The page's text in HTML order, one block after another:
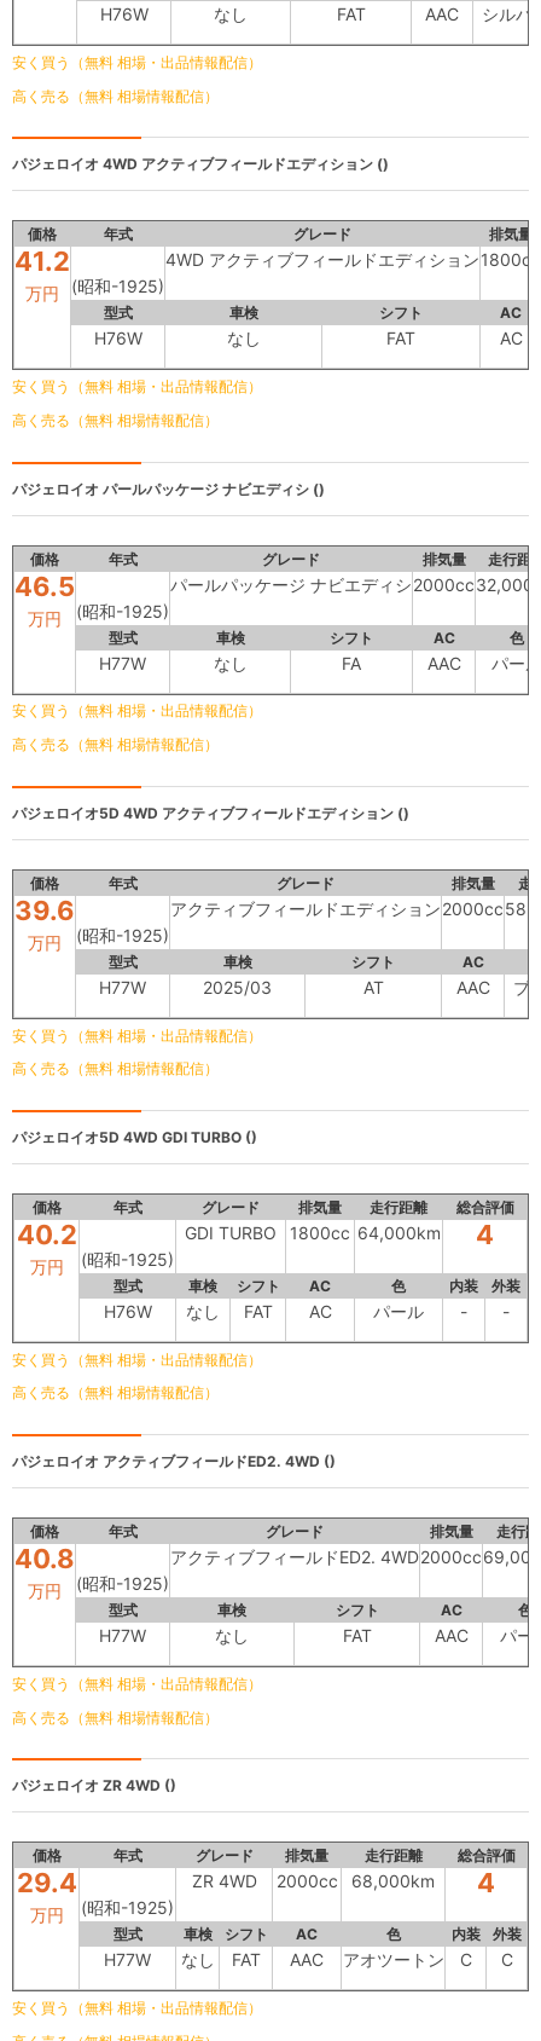
H76W なし FAT AAC シルバ
安く買う（無料 相場・出品情報配信）
高く売る（無料 相場情報配信）
パジェロイオ 4WD アクティブフィールドエディション ()
価格 年式 グレード 排気量
41.2
万円 (昭和-1925)
4WD アクティブフィールドエディション1800cc
型式 車検 シフト AC
H76W なし FAT AC
安く買う（無料 相場・出品情報配信）
高く売る（無料 相場情報配信）
パジェロイオ パールパッケージ ナビエディシ ()
価格 年式 グレード 排気量 走行距
46.5
万円 (昭和-1925)
パールパッケージ ナビエディシ2000cc
型式 車検 シフト AC 色
H77W なし FA AAC パール
安く買う（無料 相場・出品情報配信）
高く売る（無料 相場情報配信）
パジェロイオ5D 4WD アクティブフィールドエディション ()
価格 年式 グレード 排気量 走
39.6
万円 (昭和-1925)
アクティブフィールドエディション2000cc
型式 車検 シフト AC
H77W 2025/03 AT AAC ブ
安く買う（無料 相場・出品情報配信）
高く売る（無料 相場情報配信）
パジェロイオ5D 4WD GDI TURBO ()
価格 年式 グレード 排気量 走行距離 総合評価
40.2
万円 (昭和-1925)
GDI TURBO 1800cc 64,000km 4
型式 車検 シフト AC 色 内装 外装
H76W なし FAT AC パール - -
安く買う（無料 相場・出品情報配信）
高く売る（無料 相場情報配信）
パジェロイオ アクティブフィールドED2. 4WD ()
価格 年式 グレード 排気量 走行
40.8
万円 (昭和-1925)
アクティブフィールドED2. 4WD2000cc
型式 車検 シフト AC 色
H77W なし FAT AAC パー
安く買う（無料 相場・出品情報配信）
高く売る（無料 相場情報配信）
パジェロイオ ZR 4WD ()
価格 年式 グレード 排気量 走行距離 総合評価
29.4
万円 (昭和-1925)
ZR 4WD 2000cc 68,000km 4
型式 車検 シフト AC 色 内装 外装
H77W なし FAT AAC アオツートン C C
安く買う（無料 相場・出品情報配信）